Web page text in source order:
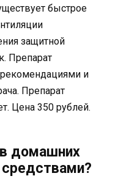
быстрое
защитной
Препарат
рекомендациями и
Препарат
Цена 350 рублей.
домашних